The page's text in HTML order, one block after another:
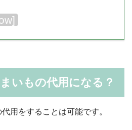
]
いもの代用になる？
用をすることは可能です。